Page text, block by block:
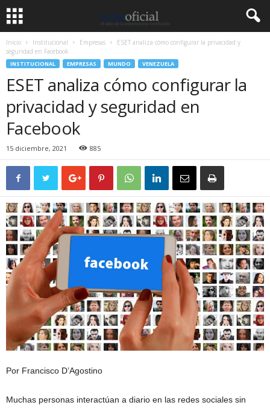
Inicio Institucional Empresas
ESET analiza cómo configurar la privacidad y
seguridad en Facebook
INSTITUCIONAL EMPRESAS MUNDO VENEZUELA
ESET analiza cómo configurar la
privacidad y seguridad en
Facebook
15 diciembre, 2021 885
Por Francisco D’Agostino
Muchas personas interactúan a diario en las redes sociales sin